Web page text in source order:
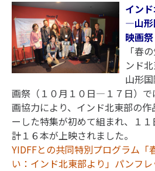
イン
―山形
映画祭
「春
ンド
山形
画祭（１０月１０日―１７日）で
画協力により、インド北東部の
ーした特集が初めて組まれ、１
計１６本が上映されました。
YIDFFとの共同特別プログラム「
い：インド北東部より」パンフレ